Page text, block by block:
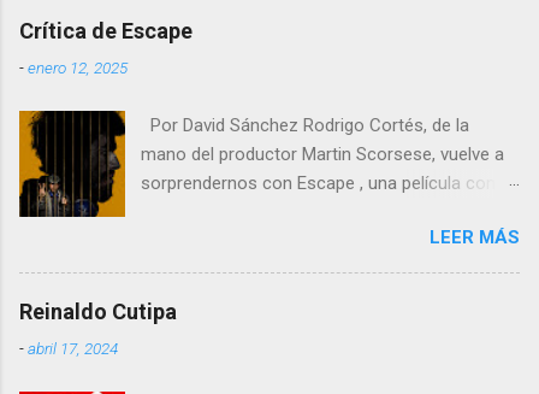
mercados europeos clave como Francia y
Crítica de Escape
-enero 12, 2025
Por David Sánchez Rodrigo Cortés, de la
mano del productor Martin Scorsese, vuelve a
sorprendernos con Escape , una película con
comedia negra, drama carcelario y elementos
kafkianos en una narrativa que resulta tan
extraña como fascinante. En esta obra, Cortés
nos demuestra que aún hay espacio en el cine
LEER MÁS
Reinaldo Cutipa
-abril 17, 2024